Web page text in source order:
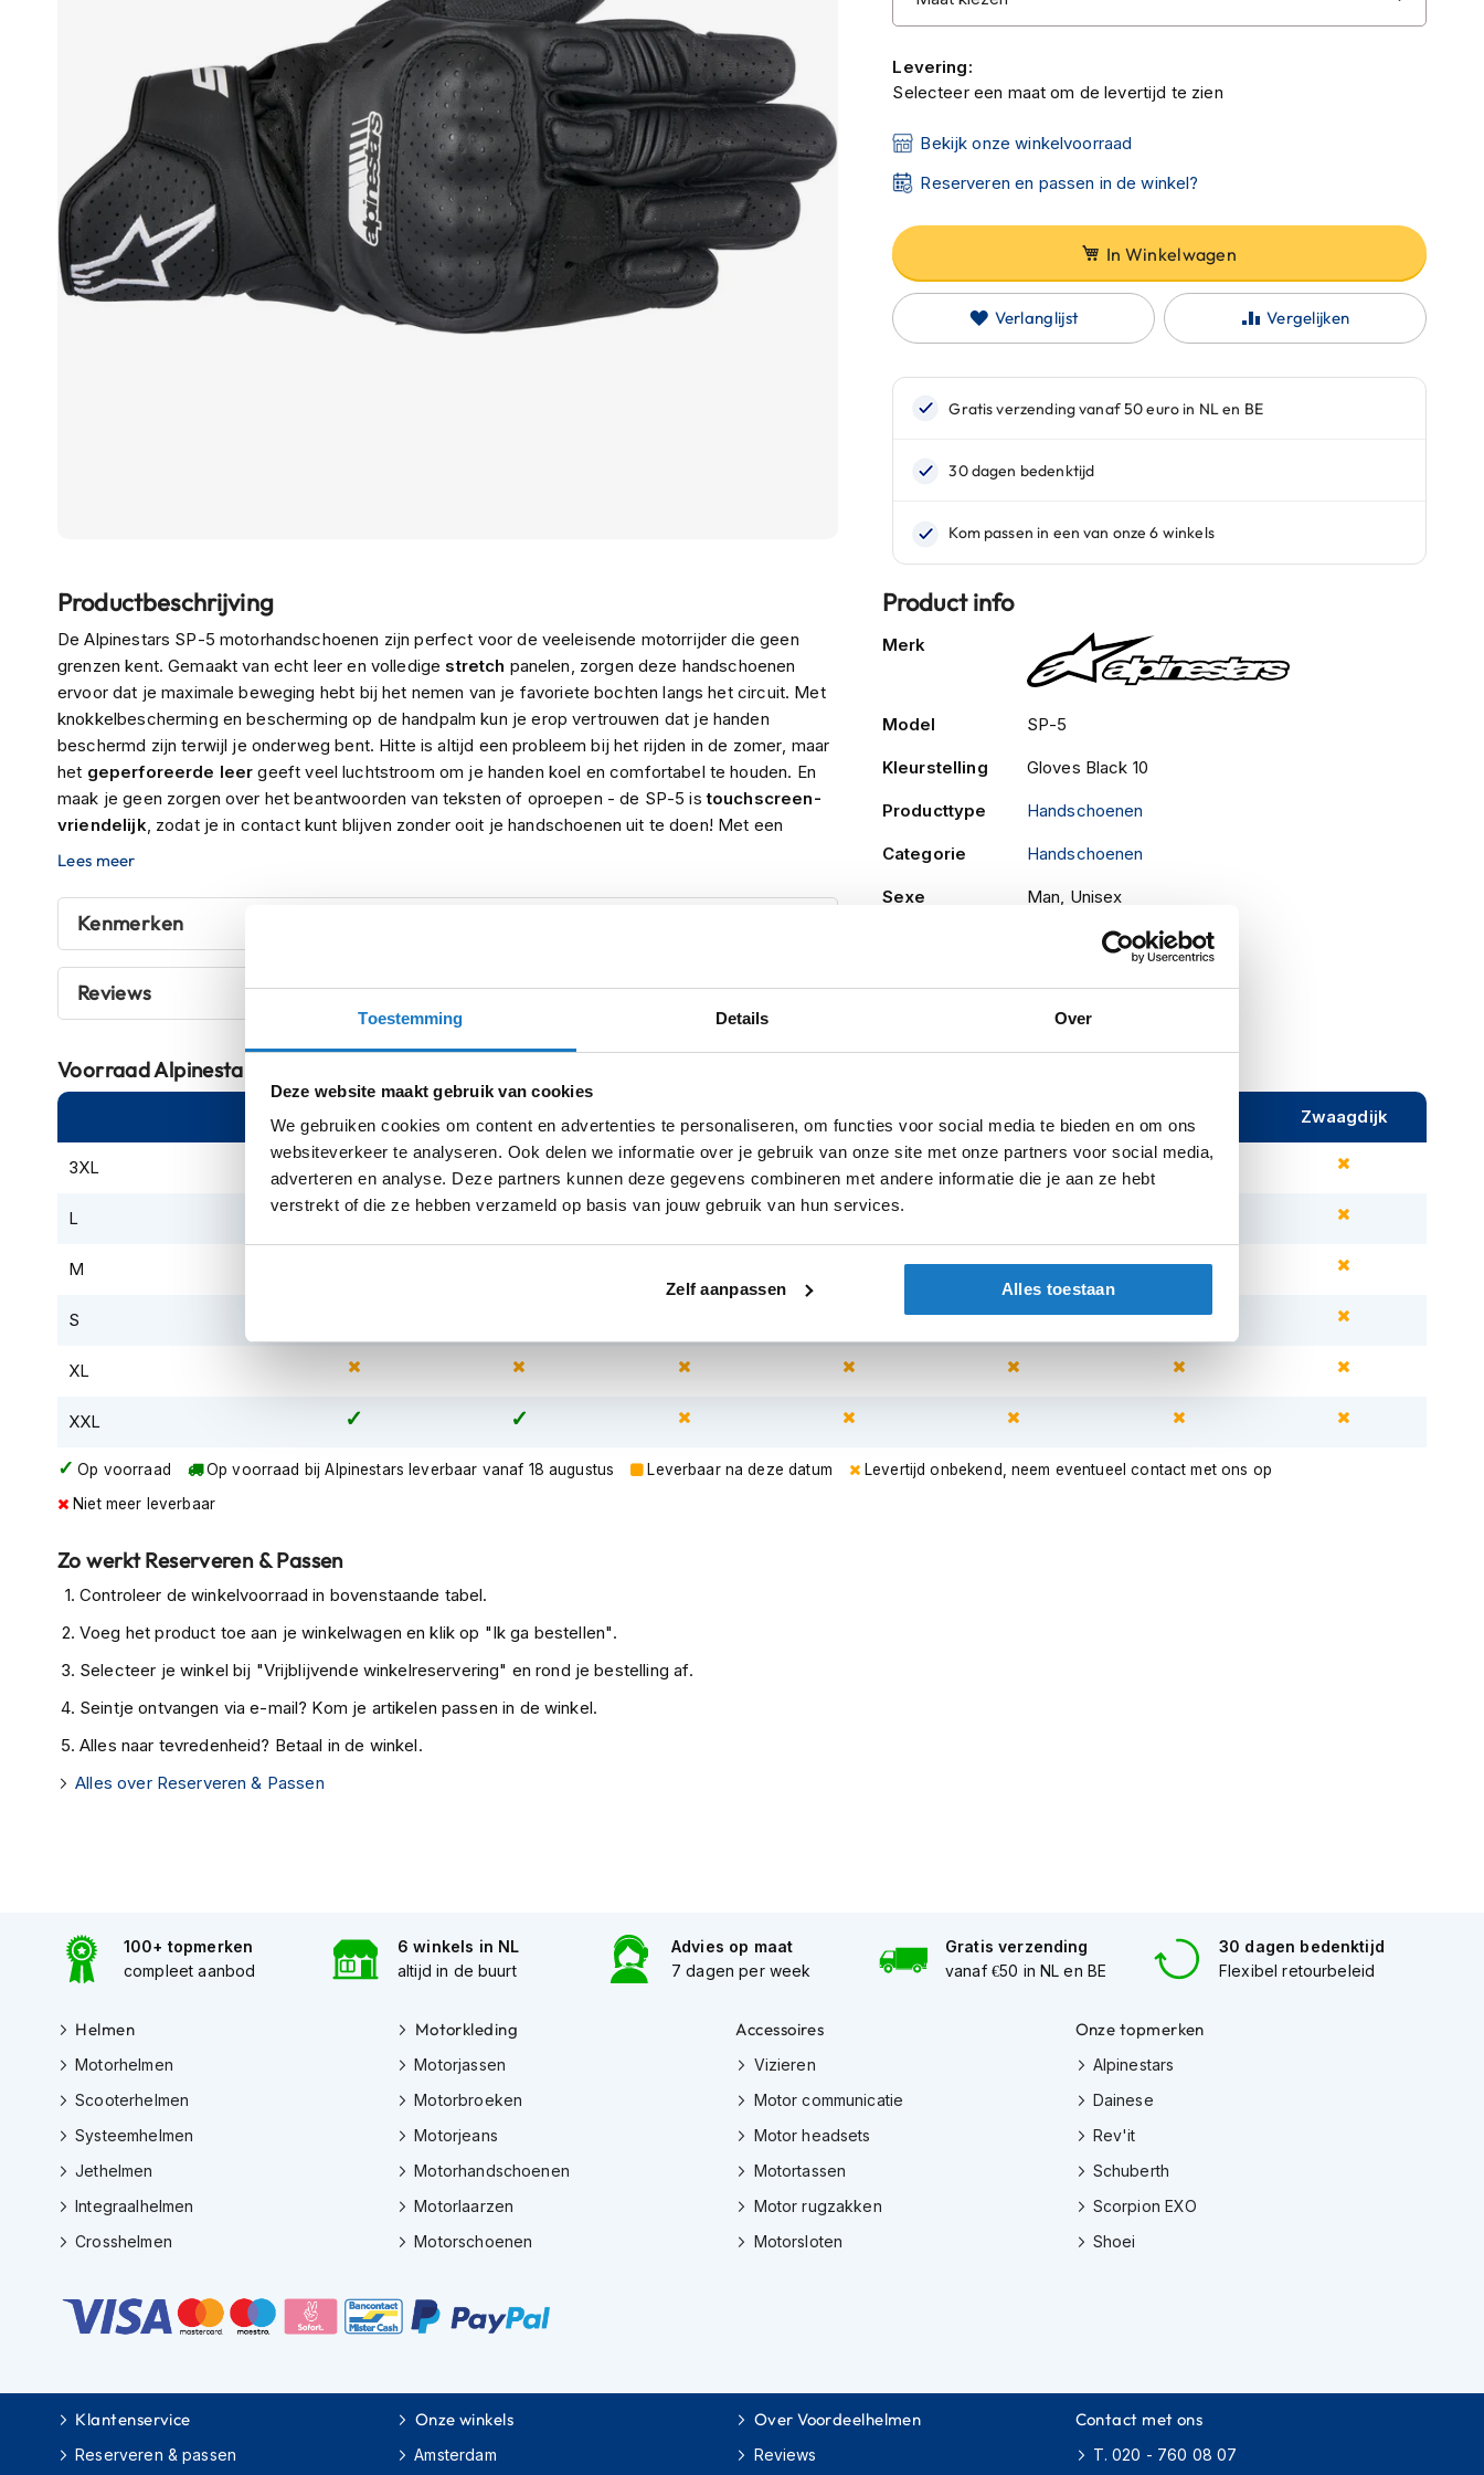
Toestemming Details Over
Deze website maakt gebruik van cookies
We gebruiken cookies om content en advertenties te personaliseren, om functies voor social media te bieden en om ons
websiteverkeer te analyseren. Ook delen we informatie over je gebruik van onze site met onze partners voor social media,
adverteren en analyse. Deze partners kunnen deze gegevens combineren met andere informatie die je aan ze hebt
verstrekt of die ze hebben verzameld op basis van jouw gebruik van hun services.
Zelf aanpassen Alles toestaan
motorhelmen
back
helmen
Heren
helmen
Vespa
helmen
Heren
scooterhelmen
Dames
scooterhelmen
scooterhelmen
Systeemhelmen
Jethelmen
Integraalhelmen
Crosshelmen
Helm
Vizieren
Tear-
Oordoppen
Onderhoud
kapstok
Motorjassen
Heren
motorjassen
Waterdichte
motorjassen
Gore-
motorjassen
Motorbroeken
Heren
Dames
motorbroeken
motorbroeken
Textiel
naar
begin
van
de
afbeeldingen-
gallerij
Levering:
Selecteer een maat om de levertijd te zien
Bekijk onze winkelvoorraad
Reserveren en passen in de winkel?
In Winkelwagen
Verlanglijst Vergelijken
Productbeschrijving
De Alpinestars SP-5 motorhandschoenen zijn perfect voor de veeleisende motorrijder die geen
grenzen kent. Gemaakt van echt leer en volledige stretch panelen, zorgen deze handschoenen
ervoor dat je maximale beweging hebt bij het nemen van je favoriete bochten langs het circuit. Met
knokkelbescherming en bescherming op de handpalm kun je erop vertrouwen dat je handen
beschermd zijn terwijl je onderweg bent. Hitte is altijd een probleem bij het rijden in de zomer, maar
het geperforeerde leer geeft veel luchtstroom om je handen koel en comfortabel te houden. En
maak je geen zorgen over het beantwoorden van teksten of oproepen - de SP-5 istouchscreen-
vriendelijk, zodat je in contact kunt blijven zonder ooit je handschoenen uit te doen! Met een
verstelbare polsband voor een goede pasvorm is het alsof elke rit speciaal voor jou is gemaakt! Dus
Lees meer
Product info
Meer
Merk
Model SP-5
Kleurstelling Gloves Black 10
Producttype Handschoenen
Categorie Handschoenen
Sexe Man, Unisex
Kenmerken
Reviews
VoorraadAlpinestars SP-5 Gloves Black 10
Online Amsterdam Apeldoorn Eibergen Nijeveen Zwaagdijk
3XL
L
M
S
XL
XXL
Op voorraad Op voorraad bij Alpinestars leverbaar vanaf 18 augustus Leverbaar na deze datum
Levertijd onbekend, neem eventueel contact met ons op
Niet meer leverbaar
Zo werkt Reserveren & Passen
Controleer de winkelvoorraad in bovenstaande tabel.
Voeg het product toe aan je winkelwagen en klik op "Ik ga bestellen".
Selecteer je winkel bij "Vrijblijvende winkelreservering" en rond je bestelling af.
Seintje ontvangen via e-mail? Kom je artikelen passen in de winkel.
Alles naar tevredenheid? Betaal in de winkel.
Alles over Reserveren & Passen
100+ topmerken
compleet aanbod
6 winkels in NL
altijd in de buurt
Advies op maat
7 dagen per week
Gratis verzending
vanaf €50 in NL en BE
30 dagen bedenktijd
Flexibel retourbeleid
Helmen
Motorhelmen
Scooterhelmen
Systeemhelmen
Jethelmen
Integraalhelmen
Crosshelmen
Motorkleding
Motorjassen
Motorbroeken
Motorjeans
Motorhandschoenen
Motorlaarzen
Motorschoenen
Accessoires
Vizieren
Motor communicatie
Motor headsets
Motortassen
Motor rugzakken
Motorsloten
Onze topmerken
Alpinestars
Dainese
Rev'it
Schuberth
Scorpion EXO
Shoei
Klantenservice
Reserveren & passen
Onze winkels
Amsterdam
Over Voordeelhelmen
Reviews
Contact met ons
T. 020 - 760 08 07